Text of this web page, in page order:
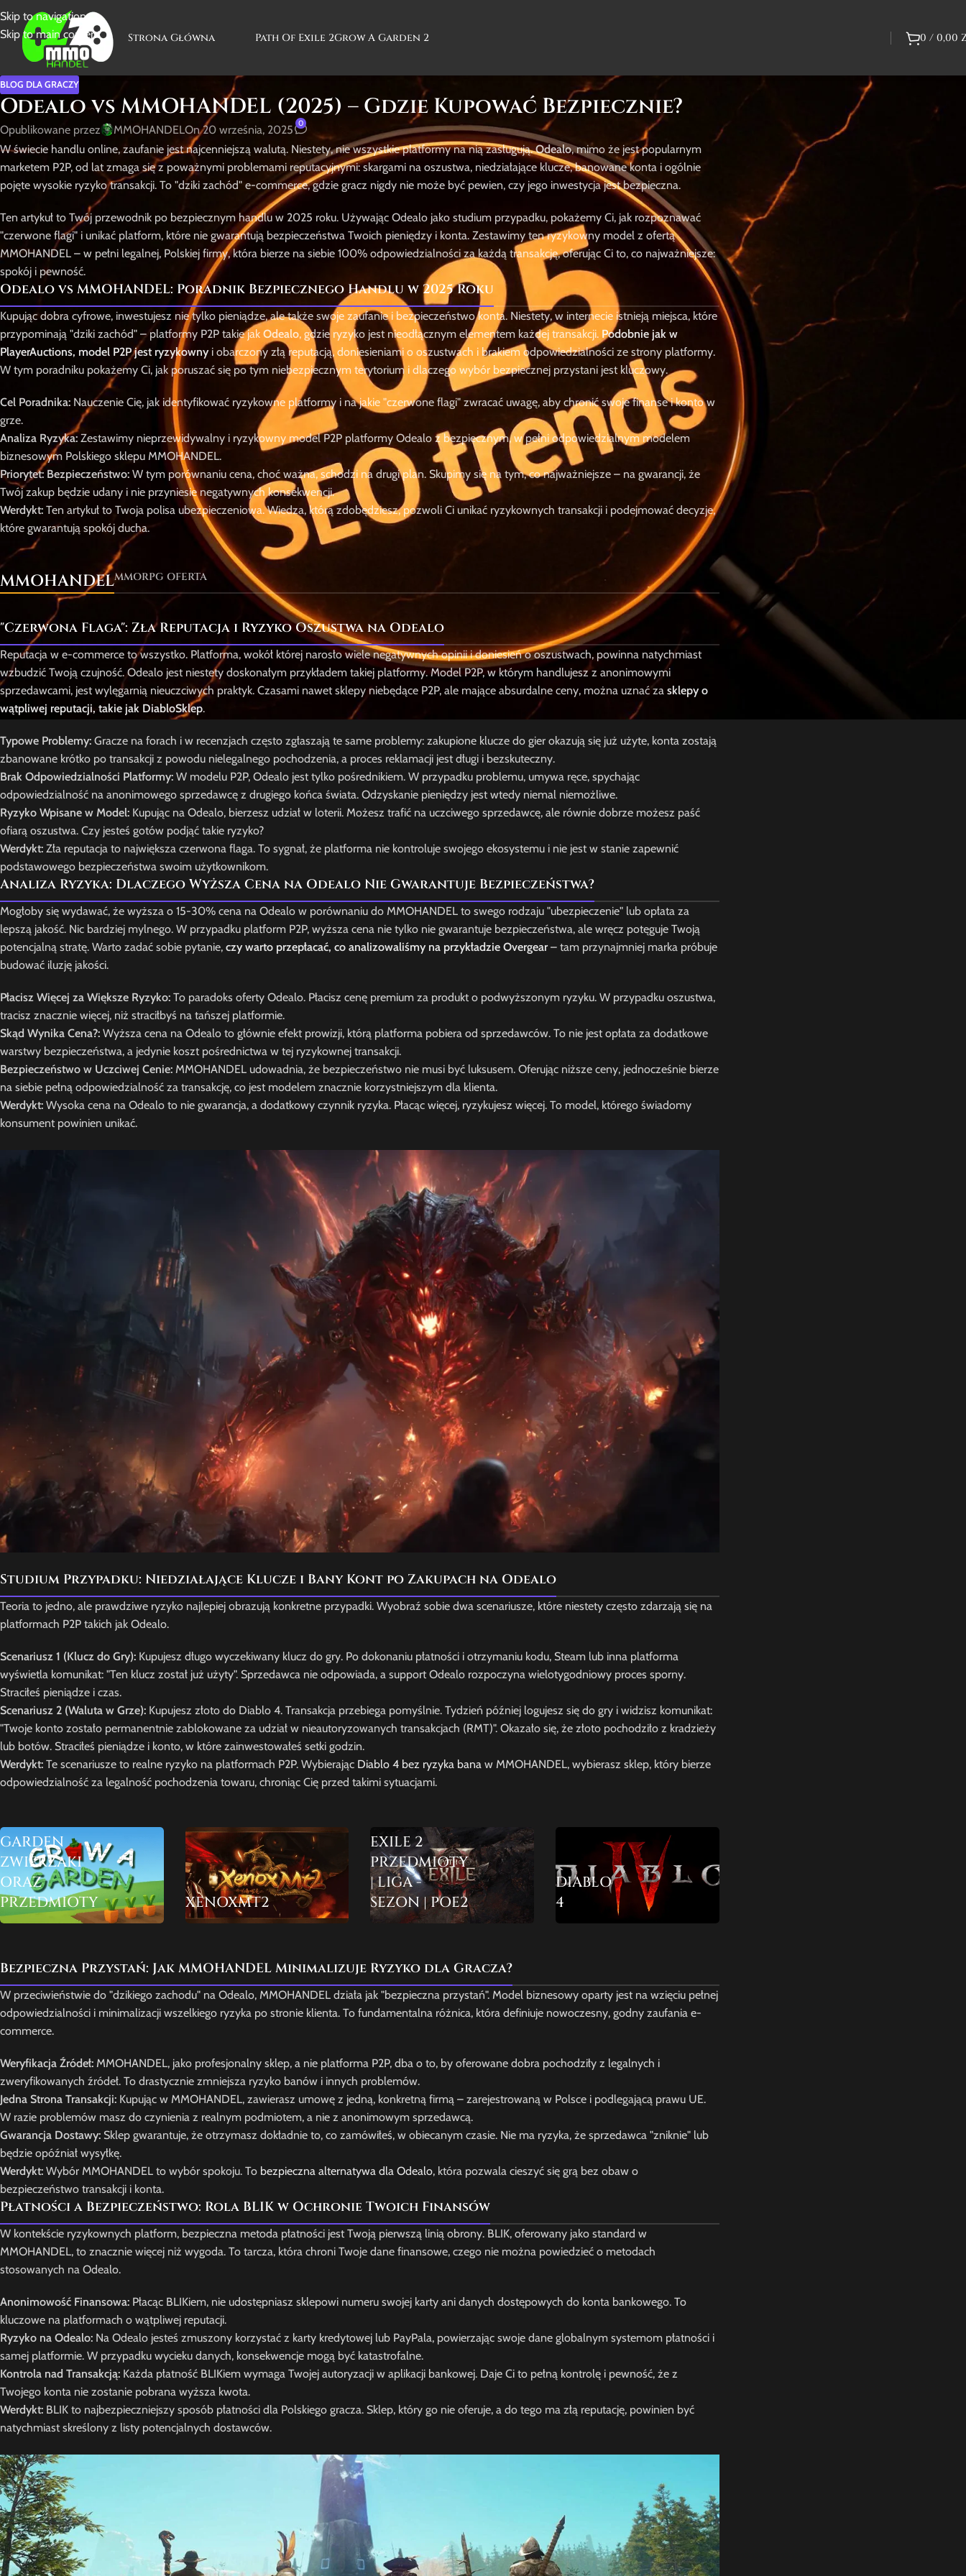
Skip to navigation
Skip to main content
Strona Główna Path Of Exile 2Grow A Garden 2 0 / 0,00
BLOG DLA GRACZY
Odealo vs MMOHANDEL (2025) – Gdzie Kupować Bezpiecznie?
Opublikowane przez MMOHANDELOn 20 września, 2025 0
W świecie handlu online, zaufanie jest najcenniejszą walutą. Niestety, nie wszystkie platformy na nią zasługują.Odealo, mimo że jest popularnym
marketem P2P, od lat zmaga się z poważnymi problemami reputacyjnymi: skargami na oszustwa, niedziałające klucze, banowane konta i ogólnie
pojęte wysokie ryzyko transakcji. To "dziki zachód" e-commerce, gdzie gracz nigdy nie może być pewien, czy jego inwestycja jest bezpieczna.
Ten artykuł to Twój przewodnik po bezpiecznym handlu w 2025 roku. Używając Odealo jako studium przypadku, pokażemy Ci, jak rozpoznawać
"czerwone flagi" i unikać platform, które nie gwarantują bezpieczeństwa Twoich pieniędzy i konta. Zestawimy ten ryzykowny model z ofertą
MMOHANDEL – w pełni legalnej, Polskiej firmy, która bierze na siebie 100% odpowiedzialności za każdą transakcję, oferując Ci to, co najważniejsze:
spokój i pewność.
Odealo vs MMOHANDEL: Poradnik Bezpiecznego Handlu w 2025 Roku
Kupując dobra cyfrowe, inwestujesz nie tylko pieniądze, ale także swoje zaufanie i bezpieczeństwo konta. Niestety, w internecie istnieją miejsca, które
przypominają "dziki zachód" – platformy P2P takie jak Odealo, gdzie ryzyko jest nieodłącznym elementem każdej transakcji. Podobnie jak w
PlayerAuctions, model P2P jest ryzykownyi obarczony złą reputacją, doniesieniami o oszustwach i brakiem odpowiedzialności ze strony platformy.
W tym poradniku pokażemy Ci, jak poruszać się po tym niebezpiecznym terytorium i dlaczego wybór bezpiecznej przystani jest kluczowy.
Cel Poradnika: Nauczenie Cię, jak identyfikować ryzykowne platformy i na jakie "czerwone flagi" zwracać uwagę, aby chronić swoje finanse i konto w
grze.
Analiza Ryzyka: Zestawimy nieprzewidywalny i ryzykowny model P2P platformy Odealo z bezpiecznym, w pełni odpowiedzialnym modelem
biznesowym Polskiego sklepu MMOHANDEL.
Priorytet: Bezpieczeństwo: W tym porównaniu cena, choć ważna, schodzi na drugi plan. Skupimy się na tym, co najważniejsze – na gwarancji, że
Twój zakup będzie udany i nie przyniesie negatywnych konsekwencji.
Werdykt: Ten artykuł to Twoja polisa ubezpieczeniowa. Wiedza, którą zdobędziesz, pozwoli Ci unikać ryzykownych transakcji i podejmować decyzje,
które gwarantują spokój ducha.
MMOHANDELMMORPG OFERTA
"Czerwona Flaga": Zła Reputacja i Ryzyko Oszustwa na Odealo
Reputacja w e-commerce to wszystko. Platforma, wokół której narosło wiele negatywnych opinii i doniesień o oszustwach, powinna natychmiast
wzbudzić Twoją czujność. Odealo jest niestety doskonałym przykładem takiej platformy. Model P2P, w którym handlujesz z anonimowymi
sprzedawcami, jest wylęgarnią nieuczciwych praktyk. Czasami nawet sklepy niebędące P2P, ale mające absurdalne ceny, można uznać za sklepy o
wątpliwej reputacji, takie jak DiabloSklep.
Typowe Problemy: Gracze na forach i w recenzjach często zgłaszają te same problemy: zakupione klucze do gier okazują się już użyte, konta zostają
zbanowane krótko po transakcji z powodu nielegalnego pochodzenia, a proces reklamacji jest długi i bezskuteczny.
Brak Odpowiedzialności Platformy: W modelu P2P, Odealo jest tylko pośrednikiem. W przypadku problemu, umywa ręce, spychając
odpowiedzialność na anonimowego sprzedawcę z drugiego końca świata. Odzyskanie pieniędzy jest wtedy niemal niemożliwe.
Ryzyko Wpisane w Model: Kupując na Odealo, bierzesz udział w loterii. Możesz trafić na uczciwego sprzedawcę, ale równie dobrze możesz paść
ofiarą oszustwa. Czy jesteś gotów podjąć takie ryzyko?
Werdykt: Zła reputacja to największa czerwona flaga. To sygnał, że platforma nie kontroluje swojego ekosystemu i nie jest w stanie zapewnić
podstawowego bezpieczeństwa swoim użytkownikom.
Analiza Ryzyka: Dlaczego Wyższa Cena na Odealo Nie Gwarantuje Bezpieczeństwa?
Mogłoby się wydawać, że wyższa o 15-30% cena na Odealo w porównaniu do MMOHANDEL to swego rodzaju "ubezpieczenie" lub opłata za
lepszą jakość. Nic bardziej mylnego. W przypadku platform P2P, wyższa cena nie tylko nie gwarantuje bezpieczeństwa, ale wręcz potęguje Twoją
potencjalną stratę. Warto zadać sobie pytanie, czy warto przepłacać, co analizowaliśmy na przykładzie Overgear– tam przynajmniej marka próbuje
budować iluzję jakości.
Płacisz Więcej za Większe Ryzyko: To paradoks oferty Odealo. Płacisz cenę premium za produkt o podwyższonym ryzyku. W przypadku oszustwa,
tracisz znacznie więcej, niż straciłbyś na tańszej platformie.
Skąd Wynika Cena?: Wyższa cena na Odealo to głównie efekt prowizji, którą platforma pobiera od sprzedawców. To nie jest opłata za dodatkowe
warstwy bezpieczeństwa, a jedynie koszt pośrednictwa w tej ryzykownej transakcji.
Bezpieczeństwo w Uczciwej Cenie: MMOHANDEL udowadnia, że bezpieczeństwo nie musi być luksusem. Oferując niższe ceny, jednocześnie bierze
na siebie pełną odpowiedzialność za transakcję, co jest modelem znacznie korzystniejszym dla klienta.
Werdykt: Wysoka cena na Odealo to nie gwarancja, a dodatkowy czynnik ryzyka. Płacąc więcej, ryzykujesz więcej. To model, którego świadomy
konsument powinien unikać.
Studium Przypadku: Niedziałające Klucze i Bany Kont po Zakupach na Odealo
Teoria to jedno, ale prawdziwe ryzyko najlepiej obrazują konkretne przypadki. Wyobraź sobie dwa scenariusze, które niestety często zdarzają się na
platformach P2P takich jak Odealo.
Scenariusz 1 (Klucz do Gry): Kupujesz długo wyczekiwany klucz do gry. Po dokonaniu płatności i otrzymaniu kodu, Steam lub inna platforma
wyświetla komunikat: "Ten klucz został już użyty". Sprzedawca nie odpowiada, a support Odealo rozpoczyna wielotygodniowy proces sporny.
Straciłeś pieniądze i czas.
Scenariusz 2 (Waluta w Grze): Kupujesz złoto do Diablo 4. Transakcja przebiega pomyślnie. Tydzień później logujesz się do gry i widzisz komunikat:
"Twoje konto zostało permanentnie zablokowane za udział w nieautoryzowanych transakcjach (RMT)". Okazało się, że złoto pochodziło z kradzieży
lub botów. Straciłeś pieniądze i konto, w które zainwestowałeś setki godzin.
Werdykt: Te scenariusze to realne ryzyko na platformach P2P. Wybierając Diablo 4 bez ryzyka bana w MMOHANDEL, wybierasz sklep, który bierze
odpowiedzialność za legalność pochodzenia towaru, chroniąc Cię przed takimi sytuacjami.
GARDEN
ZWIERZAKI
ORAZ
PRZEDMIOTY
XENOXMT2
EXILE 2
PRZEDMIOTY
| LIGA -
SEZON | POE2
DIABLO
4
Bezpieczna Przystań: Jak MMOHANDEL Minimalizuje Ryzyko dla Gracza?
W przeciwieństwie do "dzikiego zachodu" na Odealo, MMOHANDEL działa jak "bezpieczna przystań". Model biznesowy oparty jest na wzięciu pełnej
odpowiedzialności i minimalizacji wszelkiego ryzyka po stronie klienta. To fundamentalna różnica, która definiuje nowoczesny, godny zaufania e-
commerce.
Weryfikacja Źródeł: MMOHANDEL, jako profesjonalny sklep, a nie platforma P2P, dba o to, by oferowane dobra pochodziły z legalnych i
zweryfikowanych źródeł. To drastycznie zmniejsza ryzyko banów i innych problemów.
Jedna Strona Transakcji: Kupując w MMOHANDEL, zawierasz umowę z jedną, konkretną firmą – zarejestrowaną w Polsce i podlegającą prawu UE.
W razie problemów masz do czynienia z realnym podmiotem, a nie z anonimowym sprzedawcą.
Gwarancja Dostawy: Sklep gwarantuje, że otrzymasz dokładnie to, co zamówiłeś, w obiecanym czasie. Nie ma ryzyka, że sprzedawca "zniknie" lub
będzie opóźniał wysyłkę.
Werdykt: Wybór MMOHANDEL to wybór spokoju. To bezpieczna alternatywa dla Odealo, która pozwala cieszyć się grą bez obaw o
bezpieczeństwo transakcji i konta.
Płatności a Bezpieczeństwo: Rola BLIK w Ochronie Twoich Finansów
W kontekście ryzykownych platform, bezpieczna metoda płatności jest Twoją pierwszą linią obrony. BLIK, oferowany jako standard w
MMOHANDEL, to znacznie więcej niż wygoda. To tarcza, która chroni Twoje dane finansowe, czego nie można powiedzieć o metodach
stosowanych na Odealo.
Anonimowość Finansowa: Płacąc BLIKiem, nie udostępniasz sklepowi numeru swojej karty ani danych dostępowych do konta bankowego. To
kluczowe na platformach o wątpliwej reputacji.
Ryzyko na Odealo: Na Odealo jesteś zmuszony korzystać z karty kredytowej lub PayPala, powierzając swoje dane globalnym systemom płatności i
samej platformie. W przypadku wycieku danych, konsekwencje mogą być katastrofalne.
Kontrola nad Transakcją: Każda płatność BLIKiem wymaga Twojej autoryzacji w aplikacji bankowej. Daje Ci to pełną kontrolę i pewność, że z
Twojego konta nie zostanie pobrana wyższa kwota.
Werdykt: BLIK to najbezpieczniejszy sposób płatności dla Polskiego gracza. Sklep, który go nie oferuje, a do tego ma złą reputację, powinien być
natychmiast skreślony z listy potencjalnych dostawców.
Bestsellery Graczy
Grow a
Zwierzaki
XenoxMT2
Jedyny taki sklep w
Jako jedyny polski sklep MMORPG,
gwarantujemy
błyskawiczną
dostawę
(nawet w 15 minut) i w
pełni
Polski support
gotowy pomóc w każdej chwili.